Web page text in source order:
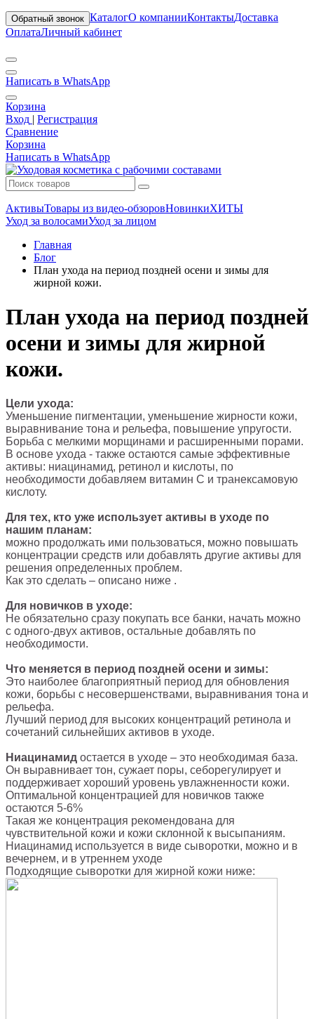
Обратный звонок КаталогО компанииКонтактыДоставка
ОплатаЛичный кабинет
Написать в WhatsApp
Корзина
Вход | Регистрация
Сравнение
Корзина
Написать в WhatsApp
АктивыТовары из видео-обзоровНовинкиХИТЫ
Уход за волосамиУход за лицом
Главная
Блог
План ухода на период поздней осени и зимы для
жирной кожи.
План ухода на период поздней
осени и зимы для жирной
кожи.
Цели ухода:
Уменьшение пигментации, уменьшение жирности кожи,
выравнивание тона и рельефа, повышение упругости.
Борьба с мелкими морщинами и расширенными порами.
В основе ухода - также остаются самые эффективные
активы: ниацинамид, ретинол и кислоты, по
необходимости добавляем витамин С и транексамовую
кислоту.
Для тех, кто уже использует активы в уходе по
нашим планам:
можно продолжать ими пользоваться, можно повышать
концентрации средств или добавлять другие активы для
решения определенных проблем.
Как это сделать – описано ниже .
Для новичков в уходе:
Не обязательно сразу покупать все банки, начать можно
с одного-двух активов, остальные добавлять по
необходимости.
Что меняется в период поздней осени и зимы:
Это наиболее благоприятный период для обновления
кожи, борьбы с несовершенствами, выравнивания тона и
рельефа.
Лучший период для высоких концентраций ретинола и
сочетаний сильнейших активов в уходе.
Ниацинамид остается в уходе – это необходимая база.
Он выравнивает тон, сужает поры, себорегулирует и
поддерживает хороший уровень увлажненности кожи.
Оптимальной концентрацией для новичков также
остаются 5-6%
Такая же концентрация рекомендована для
чувствительной кожи и кожи склонной к высыпаниям.
Ниацинамид используется в виде сыворотки, можно и в
вечернем, и в утреннем уходе
Подходящие сыворотки для жирной кожи ниже: